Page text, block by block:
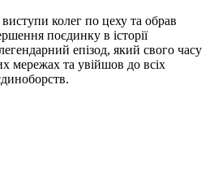
колег по цеху та обрав
поєдинку в історії
епізод, який свого часу
мережах та увійшов до всіх